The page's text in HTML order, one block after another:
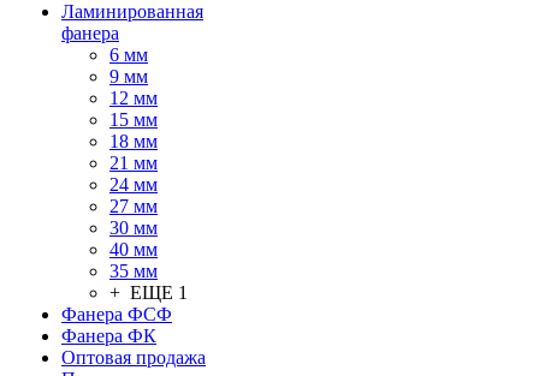
Ламинированная
фанера
6 мм
9 мм
12 мм
15 мм
18 мм
21 мм
24 мм
27 мм
30 мм
40 мм
35 мм
+ ЕЩЕ 1
Фанера ФСФ
Фанера ФК
Оптовая продажа